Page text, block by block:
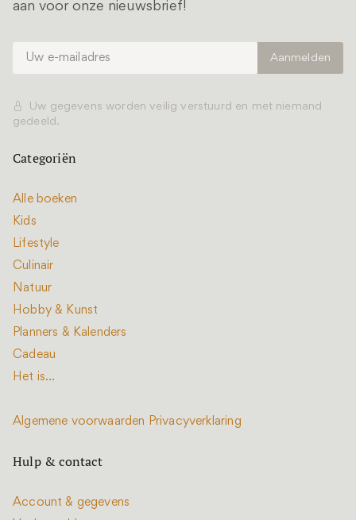
aan voor onze nieuwsbrief!
Uw gegevens worden veilig verstuurd en met niemand
gedeeld.
Categoriën
Alle boeken
Kids
Lifestyle
Culinair
Natuur
Hobby & Kunst
Planners & Kalenders
Cadeau
Het is...
Algemene voorwaarden Privacyverklaring
Hulp & contact
Account & gegevens